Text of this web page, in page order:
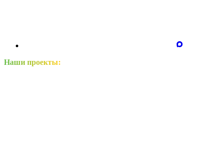
Наши проекты: